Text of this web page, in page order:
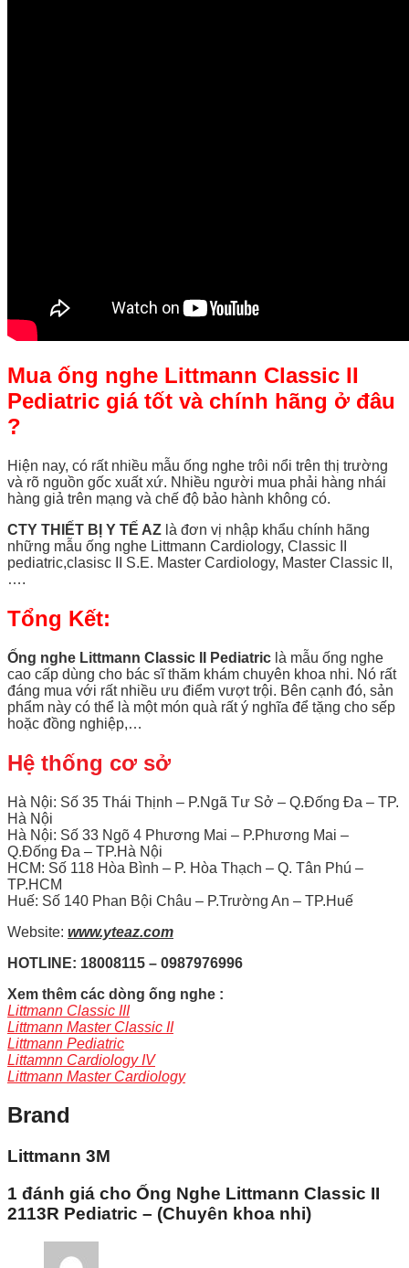
Mua ống nghe Littmann Classic II
Pediatric giá tốt và chính hãng ở đâu
?
Hiện nay, có rất nhiều mẫu ống nghe trôi nổi trên thị trường
và rõ nguồn gốc xuất xứ. Nhiều người mua phải hàng nhái
hàng giả trên mạng và chế độ bảo hành không có.
CTY THIẾT BỊ Y TẾ AZ là đơn vị nhập khẩu chính hãng
những mẫu ống nghe Littmann Cardiology, Classic II
pediatric,clasisc II S.E. Master Cardiology, Master Classic II,
….
Tổng Kết:
Ống nghe Littmann Classic II Pediatric là mẫu ống nghe
cao cấp dùng cho bác sĩ thăm khám chuyên khoa nhi. Nó rất
đáng mua với rất nhiều ưu điểm vượt trội. Bên cạnh đó, sản
phẩm này có thể là một món quà rất ý nghĩa để tặng cho sếp
hoặc đồng nghiệp,…
Hệ thống cơ sở
Hà Nội: Số 35 Thái Thịnh – P.Ngã Tư Sở – Q.Đống Đa – TP.
Hà Nội
Hà Nội: Số 33 Ngõ 4 Phương Mai – P.Phương Mai –
Q.Đống Đa – TP.Hà Nội
HCM: Số 118 Hòa Bình – P. Hòa Thạch – Q. Tân Phú –
TP.HCM
Huế: Số 140 Phan Bội Châu – P.Trường An – TP.Huế
Website: www.yteaz.com
HOTLINE: 18008115 – 0987976996
Xem thêm các dòng ống nghe :
Littmann Classic III
Littmann Master Classic II
Littmann Pediatric
Littamnn Cardiology IV
Littmann Master Cardiology
Brand
Littmann 3M
1 đánh giá cho Ống Nghe Littmann Classic II
2113R Pediatric – (Chuyên khoa nhi)